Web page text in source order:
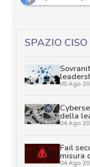
SPAZIO CISO
05 Ago
della
04 Ago
Fail
misura
04 Ago